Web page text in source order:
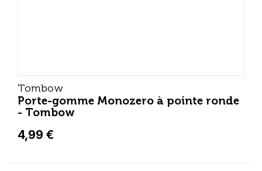
Tombow
Porte-gomme Monozero à pointe ronde
- Tombow
4,99 €